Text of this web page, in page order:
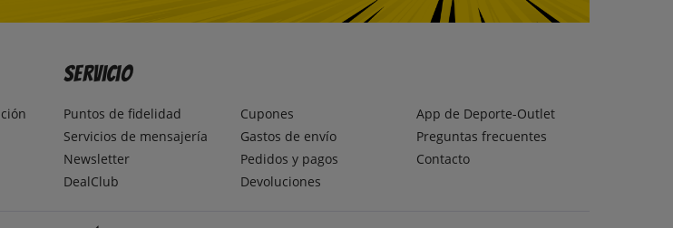
Servicio
Puntos de fidelidad
Servicios de mensajería
Newsletter
DealClub
Cupones
Gastos de envío
Pedidos y pagos
Devoluciones
App de Deporte-Outlet
Preguntas frecuentes
Contacto